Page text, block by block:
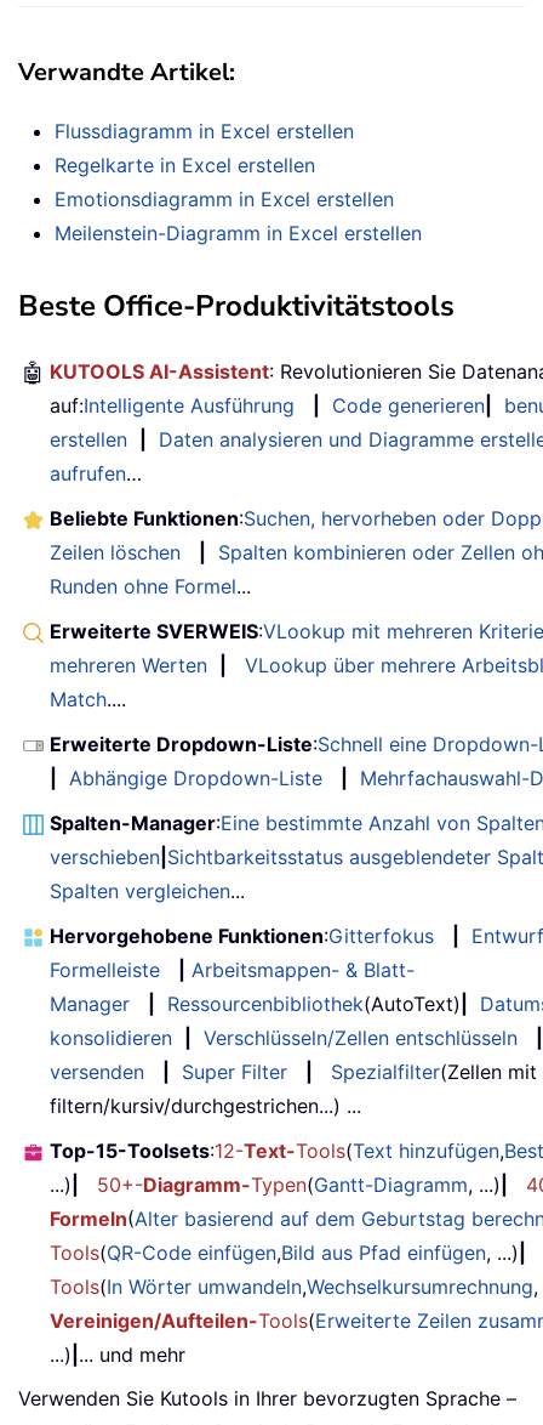
Verwandte Artikel:
Flussdiagramm in Excel erstellen
Regelkarte in Excel erstellen
Emotionsdiagramm in Excel erstellen
Meilenstein-Diagramm in Excel erstellen
Beste Office-Produktivitätstools
🤖 KUTOOLS AI-Assistent: Revolutionieren Sie
auf:Intelligente Ausführung Code generieren
erstellen
Daten analysieren und Diagramme
aufrufen…
Beliebte Funktionen:Suchen, hervorheben oder
Zeilen löschen
Spalten kombinieren oder Zellen
Runden ohne Formel...
Erweiterte SVERWEIS:VLookup mit mehreren
mehreren Werten
VLookup über mehrere
Match....
Erweiterte Dropdown-Liste:Schnell eine
Abhängige Dropdown-Liste
Mehrfachauswahl-
Spalten-Manager:Eine bestimmte Anzahl von
verschieben Sichtbarkeitsstatus ausgeblendeter
Spalten vergleichen...
Hervorgehobene Funktionen:Gitterfokus
Entwurf
Formelleiste
Arbeitsmappen- & Blatt-
Manager
Ressourcenbibliothek(AutoText)
konsolidieren
Verschlüsseln/Zellen entschlüsseln
versenden
Super Filter Spezialfilter(Zellen
filtern/kursiv/durchgestrichen...) ...
Top-15-Toolsets:12-Text-Tools(Text hinzufügen,
...)
50+-Diagramm-Typen(Gantt-Diagramm, ...)
Formeln(Alter basierend auf dem Geburtstag
Tools(QR-Code einfügen,Bild aus Pfad einfügen, ...)
Tools(In Wörter umwandeln,Wechselkursumrechnung
Vereinigen/Aufteilen-Tools(Erweiterte Zeilen
...) ... und mehr
Verwenden Sie Kutools in Ihrer bevorzugten Sprache –